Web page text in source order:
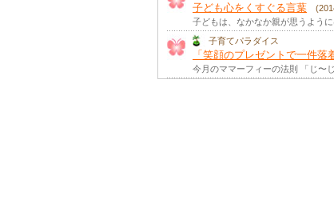
子ども心をくすぐる言葉
子どもは、なかなか親が思うよう
子育てパラダイス
「笑顔のプレゼントで一件落
今月のママーフィーの法則 「じ〜